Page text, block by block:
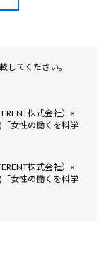
してください。
株式会社）×
女性の働くを科学
株式会社）×
女性の働くを科学